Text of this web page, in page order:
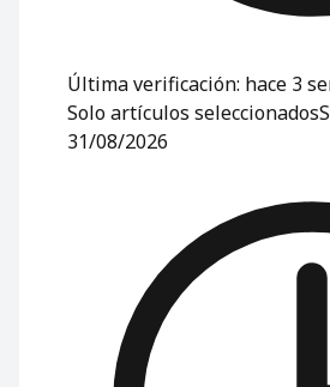
Última verificación: hace 3
Solo artículos seleccionados
31/08/2026